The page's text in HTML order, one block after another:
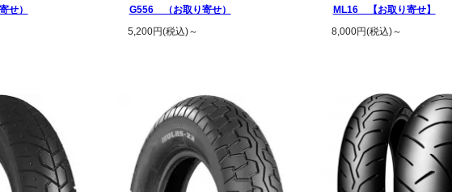
せ）
G556 （お取り寄せ）
5,200円(税込)～
ML16 【お取り寄せ】
8,000円(税込)～